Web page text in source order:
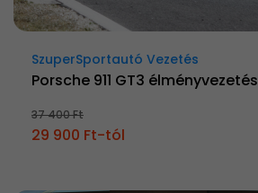
SzuperSportautó Vezetés
Porsche 911 GT3 élményvezetés
37 400 Ft
29 900 Ft-tól